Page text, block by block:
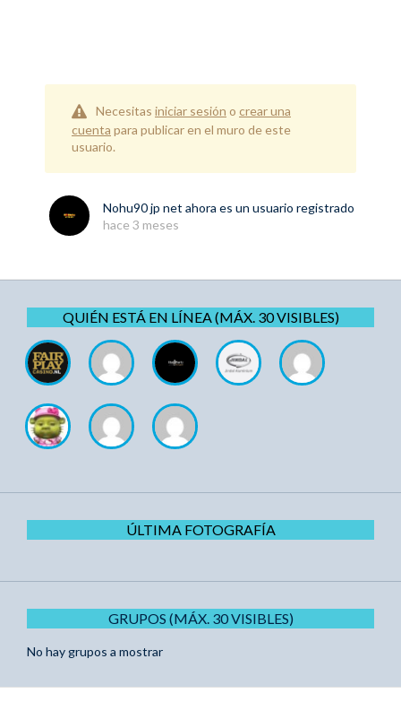
Necesitas iniciar sesión o crear una
cuenta para publicar en el muro de este
usuario.
Nohu90 jp net ahora es un usuario registrado
hace 3 meses
QUIÉN ESTÁ EN LÍNEA (MÁX. 30 VISIBLES)
ÚLTIMA FOTOGRAFÍA
GRUPOS (MÁX. 30 VISIBLES)
No hay grupos a mostrar